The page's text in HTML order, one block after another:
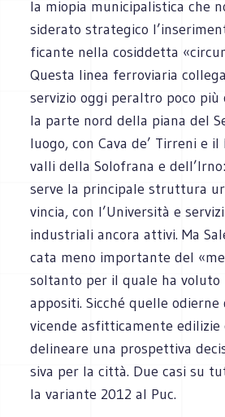
la mio­pia muni­ci­pa­li­stica che
si­de­rato stra­te­gico
fi­cante nella cosid­detta
Que­sta linea fer­ro­via­ria
ser­vi­zio oggi peral­tro poco
la parte nord della piana del
luogo, con Cava de’ Tir­reni e
valli della Solo­frana e
serve la prin­ci­pale strut­tura
vin­cia, con l’Università e
indu­striali ancora attivi. Ma
cata meno impor­tante del
sol­tanto per il quale ha voluto
appositi. Sic­ché quelle odierne
vicende asfit­ti­ca­mente edi­li­zie
deli­neare una pro­spet­tiva
siva per la città. Due casi su
la variante 2012 al Puc.